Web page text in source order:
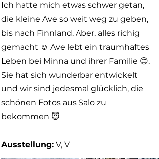
Ich hatte mich etwas schwer getan,
die kleine Ave so weit weg zu geben,
bis nach Finnland. Aber, alles richig
gemacht ☺️ Ave lebt ein traumhaftes
Leben bei Minna und ihrer Familie 😊.
Sie hat sich wunderbar entwickelt
und wir sind jedesmal glücklich, die
schönen Fotos aus Salo zu
bekommen 😇
Ausstellung: V, V